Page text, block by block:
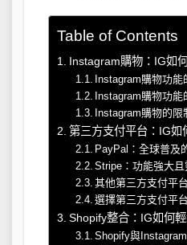
Table of Contents
Instagram購物：IG如
Instagram購物功能
Instagram購物功能
Instagram購物的限
第三方支付平台：IG如
PayPal：全球普及
Stripe：功能強大
其他第三方支付平台
選擇第三方支付平
Shopify整合：IG如何
Shopify與